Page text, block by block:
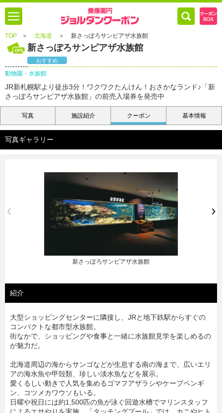
TOP ＞ 北海道 ＞ 新さっぽろサンピアザ水族館
新さっぽろサンピアザ水族館
おすすめ
動物園・水族館
JR新札幌駅より徒歩3分！ワクワクたんけん！おさかなランド♪「新
さっぽろサンピアザ水族館」の前売入場券を発売中
写真 施設紹介 クーポン 基本情報
写真ギャラリー
紹介
大型ショッピングセンターに隣接し、JRと地下鉄駅からすぐの
コンパクトな都市型水族館。
街なかで、ショッピングや食事と一緒に水族館見学を楽しめるの
が魅力だ。
北海道周辺の海からサンゴなどが生息する南の海まで、広いエリ
アの海水魚や甲殻類、珍しい淡水魚などを展示。
愛くるしい動きで人気を集めるゴマフアザラシやケープペンギ
ン、コツメカワウソもいる。
日曜や祝日には約1,500匹の魚が泳ぐ回遊水槽でマリンスタッフ